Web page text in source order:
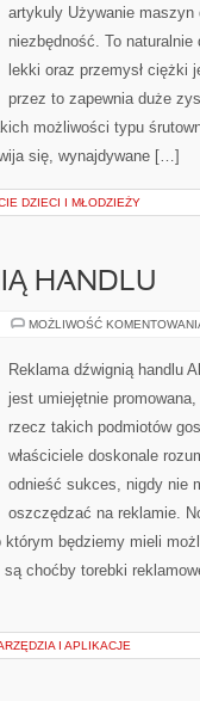
artykuly Używanie maszyn
niezbędność. To
lekki oraz przemysł ciężki
przez to zapewnia duże
możliwości typu
się, wynajdywane […]
DZIECI I MŁODZIEŻY
HANDLU
MOŻLIWOŚĆ
Reklama dźwignią handlu
jest umiejętnie
rzecz takich podmiotów
właściciele doskonale
odnieść sukces, nigdy nie
oszczędzać na reklamie.
którym będziemy mieli
są choćby torebki
I APLIKACJE